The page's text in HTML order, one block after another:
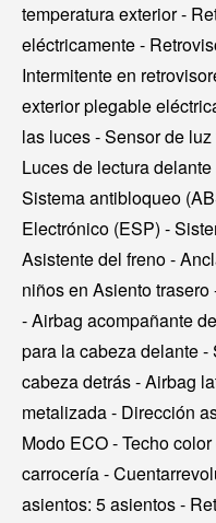
temperatura exterior -
eléctricamente -
Intermitente en
exterior plegable
las luces - Sensor de
Luces de lectura
Sistema antibloqueo
Electrónico (ESP) -
Asistente del freno -
niños en Asiento
- Airbag acompañante
para la cabeza delante
cabeza detrás - Airbag
metalizada - Dirección
Modo ECO - Techo
carrocería -
asientos: 5 asientos -